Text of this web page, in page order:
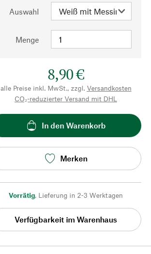
Auswahl
Menge
8,90 €
alle Preise inkl. MwSt., zzgl. Versandkosten
CO₂-reduzierter Versand mit DHL
In den Warenkorb
Merken
Vorrätig, Lieferung in 2-3 Werktagen
Verfügbarkeit im Warenhaus